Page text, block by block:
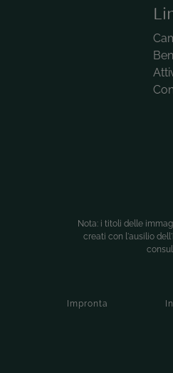
Nota: i titoli delle
creati con l'ausilio
Impronta